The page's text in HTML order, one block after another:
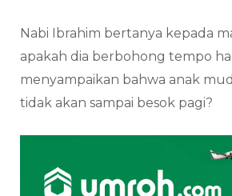
Nabi Ibrahim bertanya kepada
apakah dia berbohong tempo
menyampaikan bahwa anak
tidak akan sampai besok pagi?